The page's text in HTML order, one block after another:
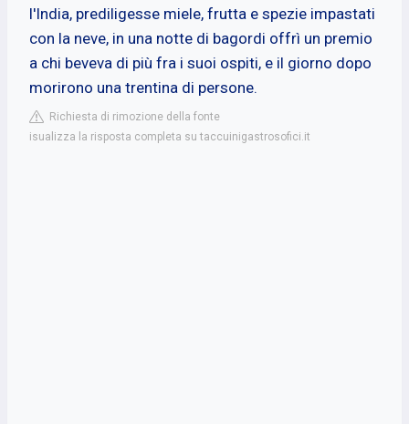
l'India, prediligesse miele, frutta e spezie impastati
con la neve, in una notte di bagordi offrì un premio
a chi beveva di più fra i suoi ospiti, e il giorno dopo
morirono una trentina di persone.
Richiesta di rimozione della fonte
isualizza la risposta completa su taccuinigastrosofici.it